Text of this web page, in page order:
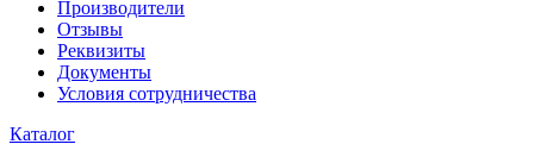
Производители
Отзывы
Реквизиты
Документы
Условия сотрудничества
Каталог